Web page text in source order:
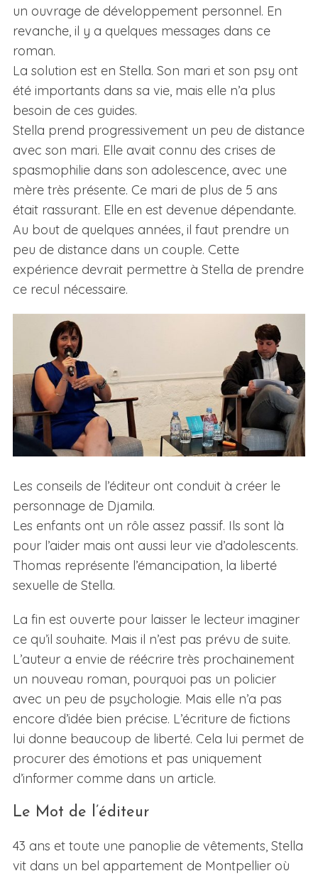
un ouvrage de développement personnel. En
revanche, il y a quelques messages dans ce
roman.
La solution est en Stella. Son mari et son psy ont
été importants dans sa vie, mais elle n’a plus
besoin de ces guides.
Stella prend progressivement un peu de distance
avec son mari. Elle avait connu des crises de
spasmophilie dans son adolescence, avec une
mère très présente. Ce mari de plus de 5 ans
était rassurant. Elle en est devenue dépendante.
Au bout de quelques années, il faut prendre un
peu de distance dans un couple. Cette
expérience devrait permettre à Stella de prendre
ce recul nécessaire.
Les conseils de l’éditeur ont conduit à créer le
personnage de Djamila.
Les enfants ont un rôle assez passif. Ils sont là
pour l’aider mais ont aussi leur vie d’adolescents.
Thomas représente l’émancipation, la liberté
sexuelle de Stella.
La fin est ouverte pour laisser le lecteur imaginer
ce qu’il souhaite. Mais il n’est pas prévu de suite.
L’auteur a envie de réécrire très prochainement
un nouveau roman, pourquoi pas un policier
avec un peu de psychologie. Mais elle n’a pas
encore d’idée bien précise. L’écriture de fictions
lui donne beaucoup de liberté. Cela lui permet de
procurer des émotions et pas uniquement
d’informer comme dans un article.
Le Mot de l’éditeur
43 ans et toute une panoplie de vêtements, Stella
vit dans un bel appartement de Montpellier où